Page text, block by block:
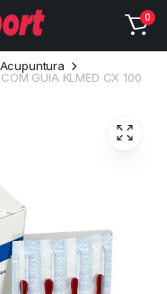
0
Acupuntura
GUIA KLMED CX 100